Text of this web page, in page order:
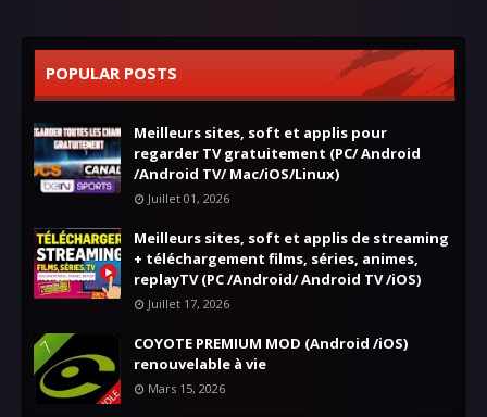
POPULAR POSTS
Meilleurs sites, soft et applis pour
regarder TV gratuitement (PC/ Android
/Android TV/ Mac/iOS/Linux)
Juillet 01, 2026
Meilleurs sites, soft et applis de streaming
+ téléchargement films, séries, animes,
replayTV (PC /Android/ Android TV /iOS)
Juillet 17, 2026
COYOTE PREMIUM MOD (Android /iOS)
renouvelable à vie
Mars 15, 2026